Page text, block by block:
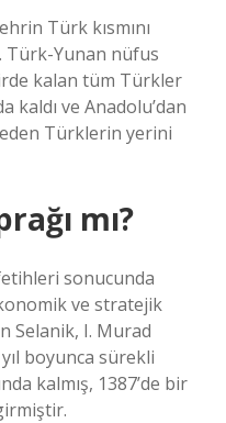
Türk kısmını
Türk-Yunan nüfus
kalan tüm Türkler
kaldı ve Anadolu’dan
Türklerin yerini
mı?
​​sonucunda
ve stratejik
Selanik, I. Murad
boyunca sürekli
kalmış, 1387’de bir